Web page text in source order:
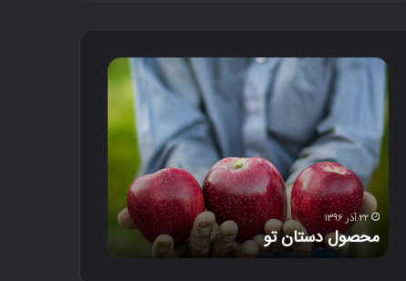
محصول دستان تو
د
ل‌
خ
و